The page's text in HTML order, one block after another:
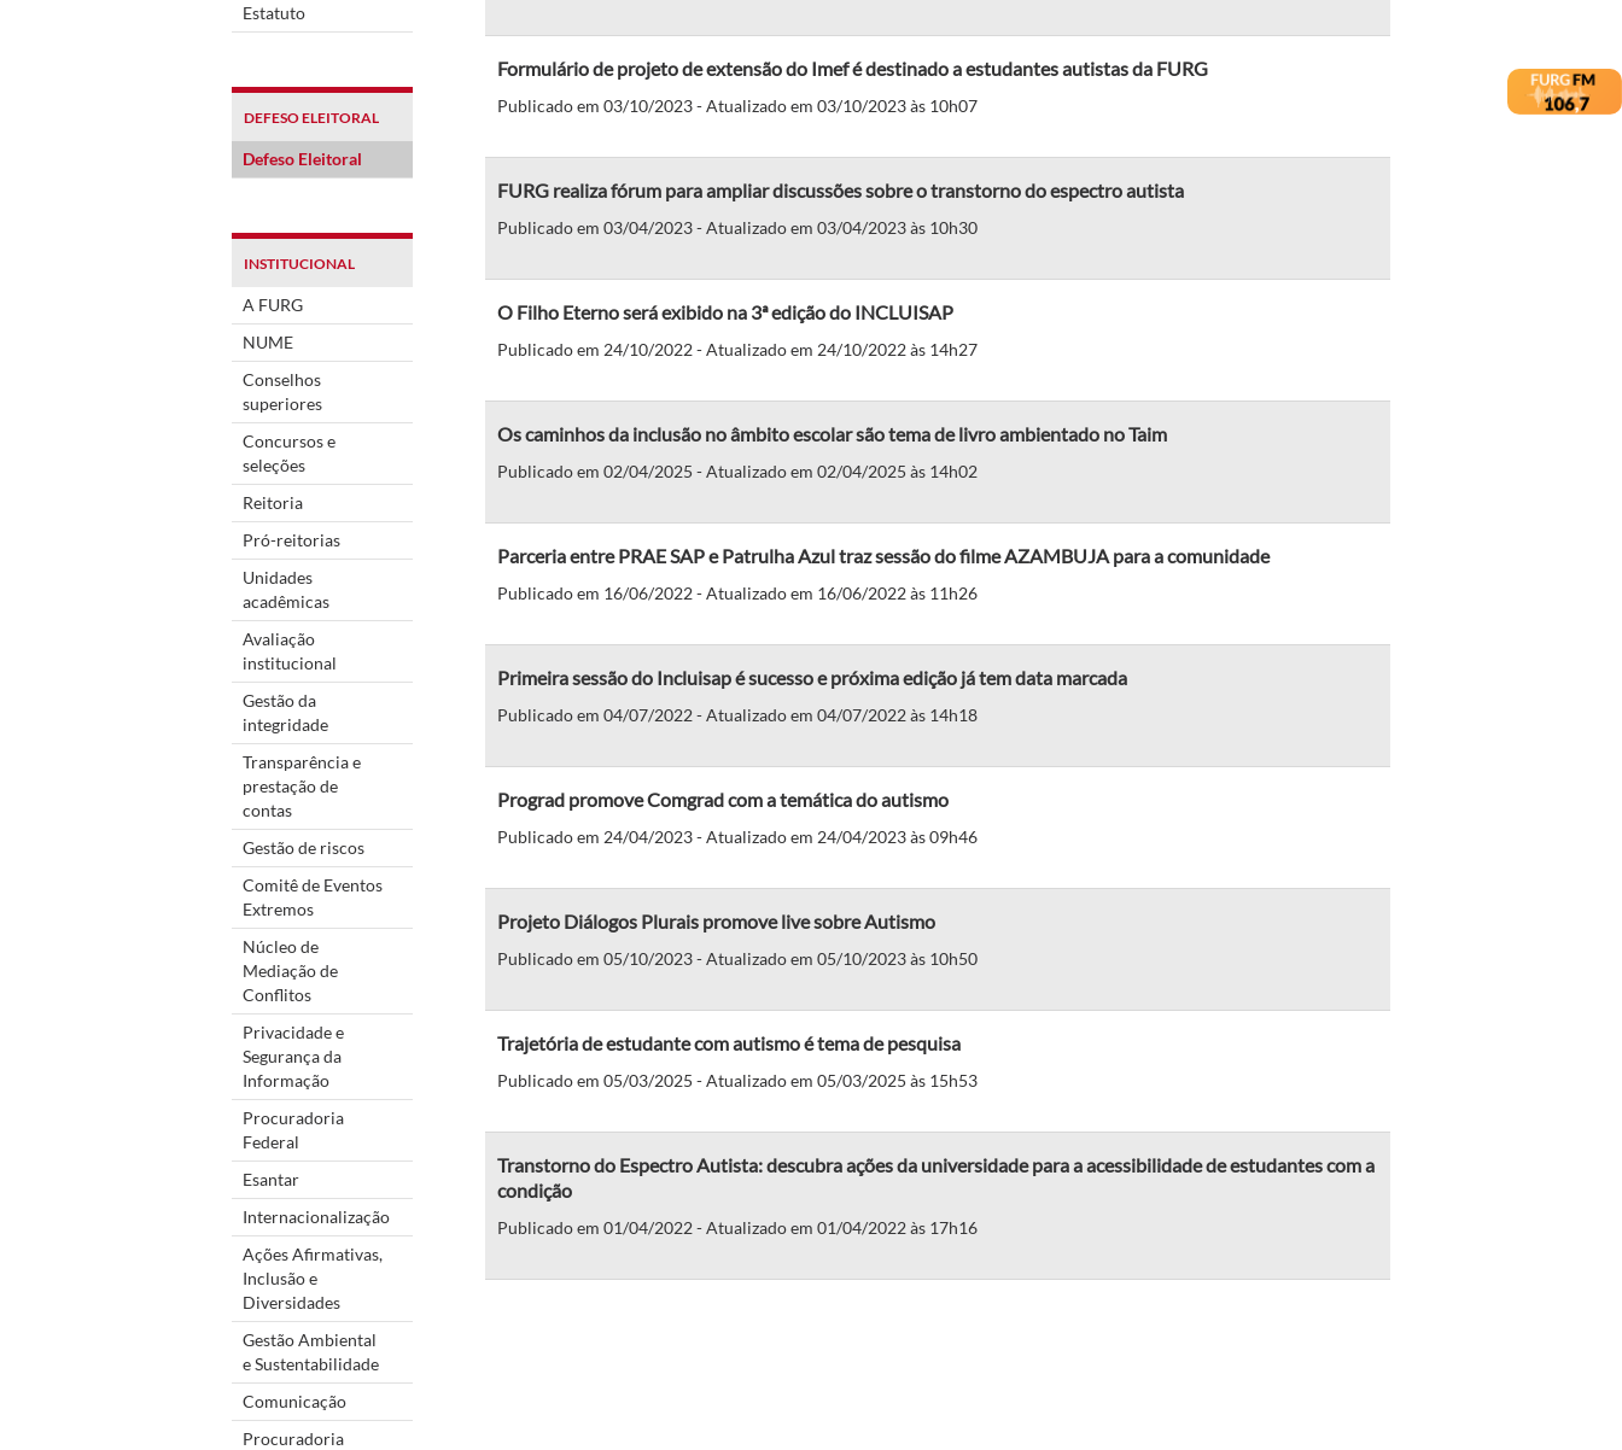
Estatuto
DEFESO ELEITORAL
Defeso Eleitoral
INSTITUCIONAL
A FURG
NUME
Conselhos
superiores
Concursos e
seleções
Reitoria
Pró-reitorias
Unidades
acadêmicas
Avaliação
institucional
Gestão da
integridade
Transparência e
prestação de
contas
Gestão de riscos
Comitê de Eventos
Extremos
Núcleo de
Mediação de
Conflitos
Privacidade e
Segurança da
Informação
Procuradoria
Federal
Esantar
Internacionalização
Ações Afirmativas,
Inclusão e
Diversidades
Gestão Ambiental
e Sustentabilidade
Comunicação
Procuradoria
Formulário de projeto de extensão do Imef é destinado a estudantes autistas da FURG
Publicado em 03/10/2023 - Atualizado em 03/10/2023 às 10h07
FURG realiza fórum para ampliar discussões sobre o transtorno do espectro autista
Publicado em 03/04/2023 - Atualizado em 03/04/2023 às 10h30
O Filho Eterno será exibido na 3ª edição do INCLUISAP
Publicado em 24/10/2022 - Atualizado em 24/10/2022 às 14h27
Os caminhos da inclusão no âmbito escolar são tema de livro ambientado no Taim
Publicado em 02/04/2025 - Atualizado em 02/04/2025 às 14h02
Parceria entre PRAE SAP e Patrulha Azul traz sessão do filme AZAMBUJA para a comunidade
Publicado em 16/06/2022 - Atualizado em 16/06/2022 às 11h26
Primeira sessão do Incluisap é sucesso e próxima edição já tem data marcada
Publicado em 04/07/2022 - Atualizado em 04/07/2022 às 14h18
Prograd promove Comgrad com a temática do autismo
Publicado em 24/04/2023 - Atualizado em 24/04/2023 às 09h46
Projeto Diálogos Plurais promove live sobre Autismo
Publicado em 05/10/2023 - Atualizado em 05/10/2023 às 10h50
Trajetória de estudante com autismo é tema de pesquisa
Publicado em 05/03/2025 - Atualizado em 05/03/2025 às 15h53
Transtorno do Espectro Autista: descubra ações da universidade para a acessibilidade de estudantes com a
condição
Publicado em 01/04/2022 - Atualizado em 01/04/2022 às 17h16